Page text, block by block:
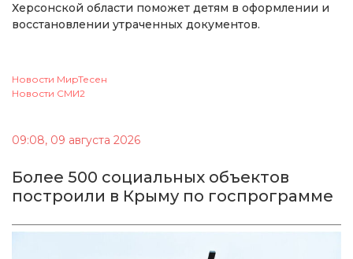
Херсонской области поможет детям в оформлении и
восстановлении утраченных документов.
Новости МирТесен
Новости СМИ2
09:08, 09 августа 2026
Более 500 социальных объектов
построили в Крыму по госпрограмме